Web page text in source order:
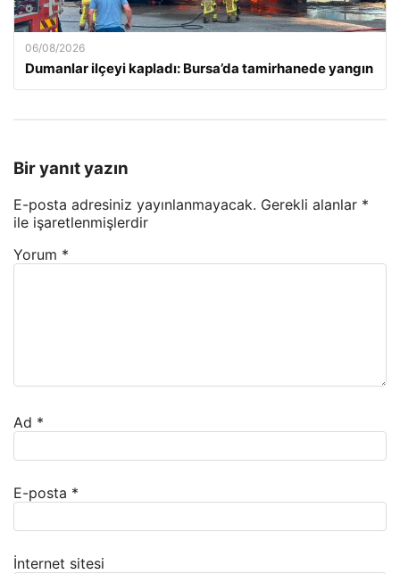
06/08/2026
Dumanlar ilçeyi kapladı: Bursa’da tamirhanede yangın
Bir yanıt yazın
E-posta adresiniz yayınlanmayacak. Gerekli alanlar *
ile işaretlenmişlerdir
Yorum *
Ad *
E-posta *
İnternet sitesi